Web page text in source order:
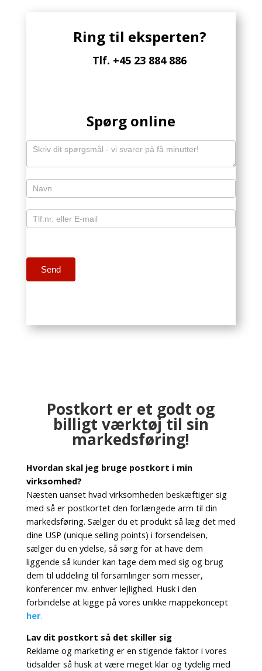
Ring til eksperten?
Tlf. +45 23 884 886
Spørg online
Postkort er et godt og
billigt værktøj til sin
markedsføring!
Hvordan skal jeg bruge postkort i min
virksomhed?
Næsten uanset hvad virksomheden beskæftiger sig
med så er postkortet den forlængede arm til din
markedsføring. Sælger du et produkt så læg det med
dine USP (unique selling points) i forsendelsen,
sælger du en ydelse, så sørg for at have dem
liggende så kunder kan tage dem med sig og brug
dem til uddeling til forsamlinger som messer,
konferencer mv. enhver lejlighed. Husk i den
forbindelse at kigge på vores unikke mappekoncept
her.
Lav dit postkort så det skiller sig
Reklame og marketing er en stigende faktor i vores
tidsalder så husk at være meget klar og tydelig med